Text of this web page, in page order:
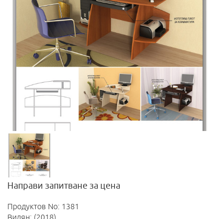
Направи запитване за цена
Продуктов No: 1381